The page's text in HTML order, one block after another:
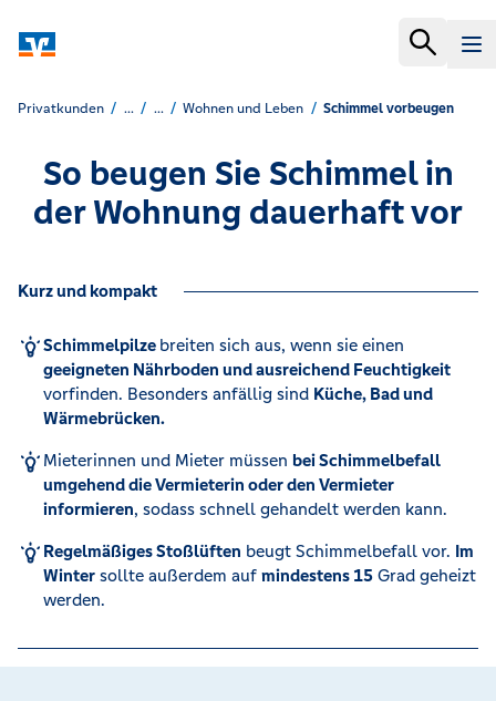
Privatkunden ... ... Wohnen und Leben Schimmel vorbeugen
So beugen Sie Schimmel in
der Wohnung dauerhaft vor
Kurz und kompakt
Schimmelpilze breiten sich aus, wenn sie einen
geeigneten Nährboden und ausreichend Feuchtigkeit
vorfinden. Besonders anfällig sind Küche, Bad und
Wärmebrücken.
Mieterinnen und Mieter müssen bei Schimmelbefall
umgehend die Vermieterin oder den Vermieter
informieren, sodass schnell gehandelt werden kann.
Regelmäßiges Stoßlüften beugt Schimmelbefall vor. Im
Wintersollte außerdem auf mindestens 15Grad geheizt
werden.